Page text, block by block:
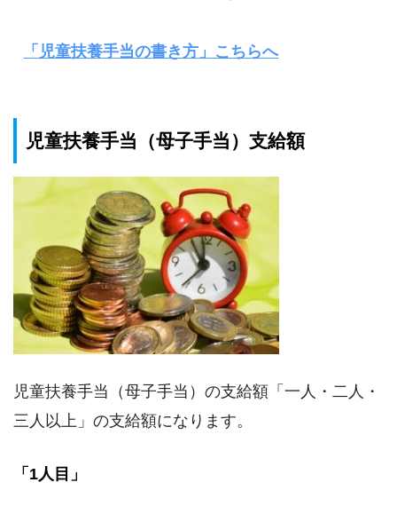
「児童扶養手当の書き方」こちらへ
児童扶養手当（母子手当）支給額
児童扶養手当（母子手当）の支給額「一人・二人・
三人以上」の支給額になります。
「1人目」